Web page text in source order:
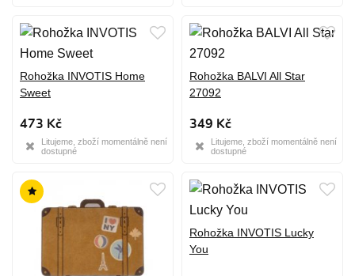
Rohožka INVOTIS Home
Sweet
473 Kč
Litujeme, zboží momentálně není
dostupné
Rohožka BALVI All Star
27092
349 Kč
Litujeme, zboží momentálně není
dostupné
Rohožka INVOTIS Lucky
You